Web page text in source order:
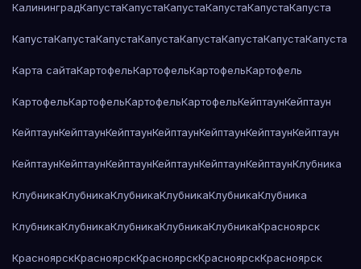
КалининградКапустаКапустаКапустаКапустаКапустаКапуста
КапустаКапустаКапустаКапустаКапустаКапустаКапустаКапуста
Карта сайтаКартофельКартофельКартофельКартофель
КартофельКартофельКартофельКартофельКейптаунКейптаун
КейптаунКейптаунКейптаунКейптаунКейптаунКейптаунКейптаун
КейптаунКейптаунКейптаунКейптаунКейптаунКейптаунКлубника
КлубникаКлубникаКлубникаКлубникаКлубникаКлубника
КлубникаКлубникаКлубникаКлубникаКлубникаКрасноярск
КрасноярскКрасноярскКрасноярскКрасноярскКрасноярск